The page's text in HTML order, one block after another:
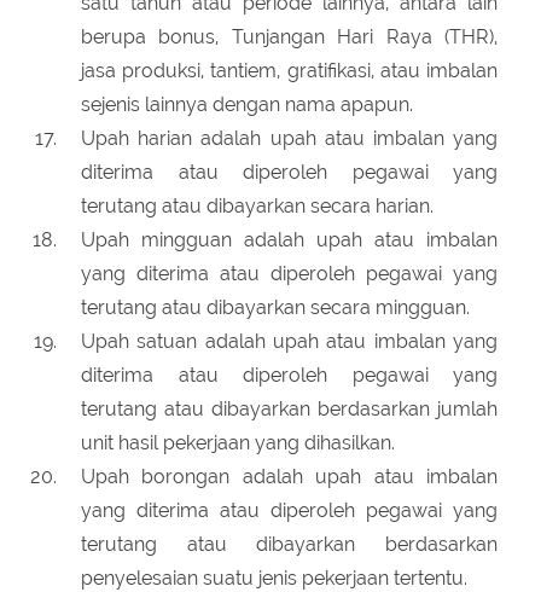
berupa bonus, Tunjangan Hari Raya (THR),
jasa produksi, tantiem, gratifikasi, atau imbalan
sejenis lainnya dengan nama apapun.
Upah harian adalah upah atau imbalan yang
diterima atau diperoleh pegawai yang
terutang atau dibayarkan secara harian.
Upah mingguan adalah upah atau imbalan
yang diterima atau diperoleh pegawai yang
terutang atau dibayarkan secara mingguan.
Upah satuan adalah upah atau imbalan yang
diterima atau diperoleh pegawai yang
terutang atau dibayarkan berdasarkan jumlah
unit hasil pekerjaan yang dihasilkan.
Upah borongan adalah upah atau imbalan
yang diterima atau diperoleh pegawai yang
terutang atau dibayarkan berdasarkan
penyelesaian suatu jenis pekerjaan tertentu.